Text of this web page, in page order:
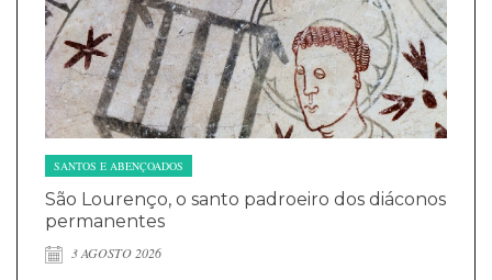
SANTOS E ABENÇOADOS
São Lourenço, o santo padroeiro dos diáconos
permanentes
3 AGOSTO 2026